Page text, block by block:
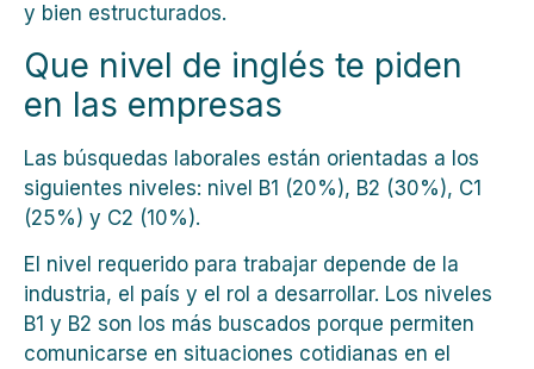
y bien estructurados.
Que nivel de inglés te piden
en las empresas
Las búsquedas laborales están orientadas a los
siguientes niveles: nivel B1 (20%), B2 (30%), C1
(25%) y C2 (10%).
El nivel requerido para trabajar depende de la
industria, el país y el rol a desarrollar. Los niveles
B1 y B2 son los más buscados porque permiten
comunicarse en situaciones cotidianas en el